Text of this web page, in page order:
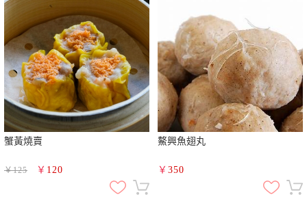
蟹黃燒賣
￥125 ￥ 120
鰲興魚翅丸
￥ 350